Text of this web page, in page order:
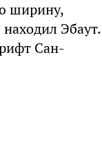
ширину,
Эбаут.
Сан-